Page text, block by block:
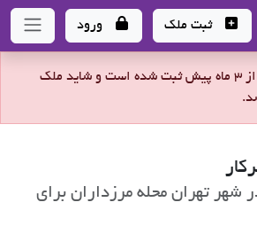
جامع املاک و مشاورین املاک
ثبت ملک ورود
این آگهی بیش از 3 ماه پیش ثبت شده است و شاید ملک
50 متری در شهر تهران محله مرزداران برای